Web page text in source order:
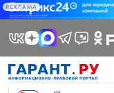
РЕКЛАМА